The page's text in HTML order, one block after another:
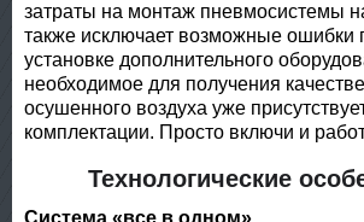
затраты на монтаж пневмосистемы
также исключает возможные ошибки
установке дополнительного
необходимое для получения
осушенного воздуха уже
комплектации. Просто включи и
Технологические
Система «все в одном»